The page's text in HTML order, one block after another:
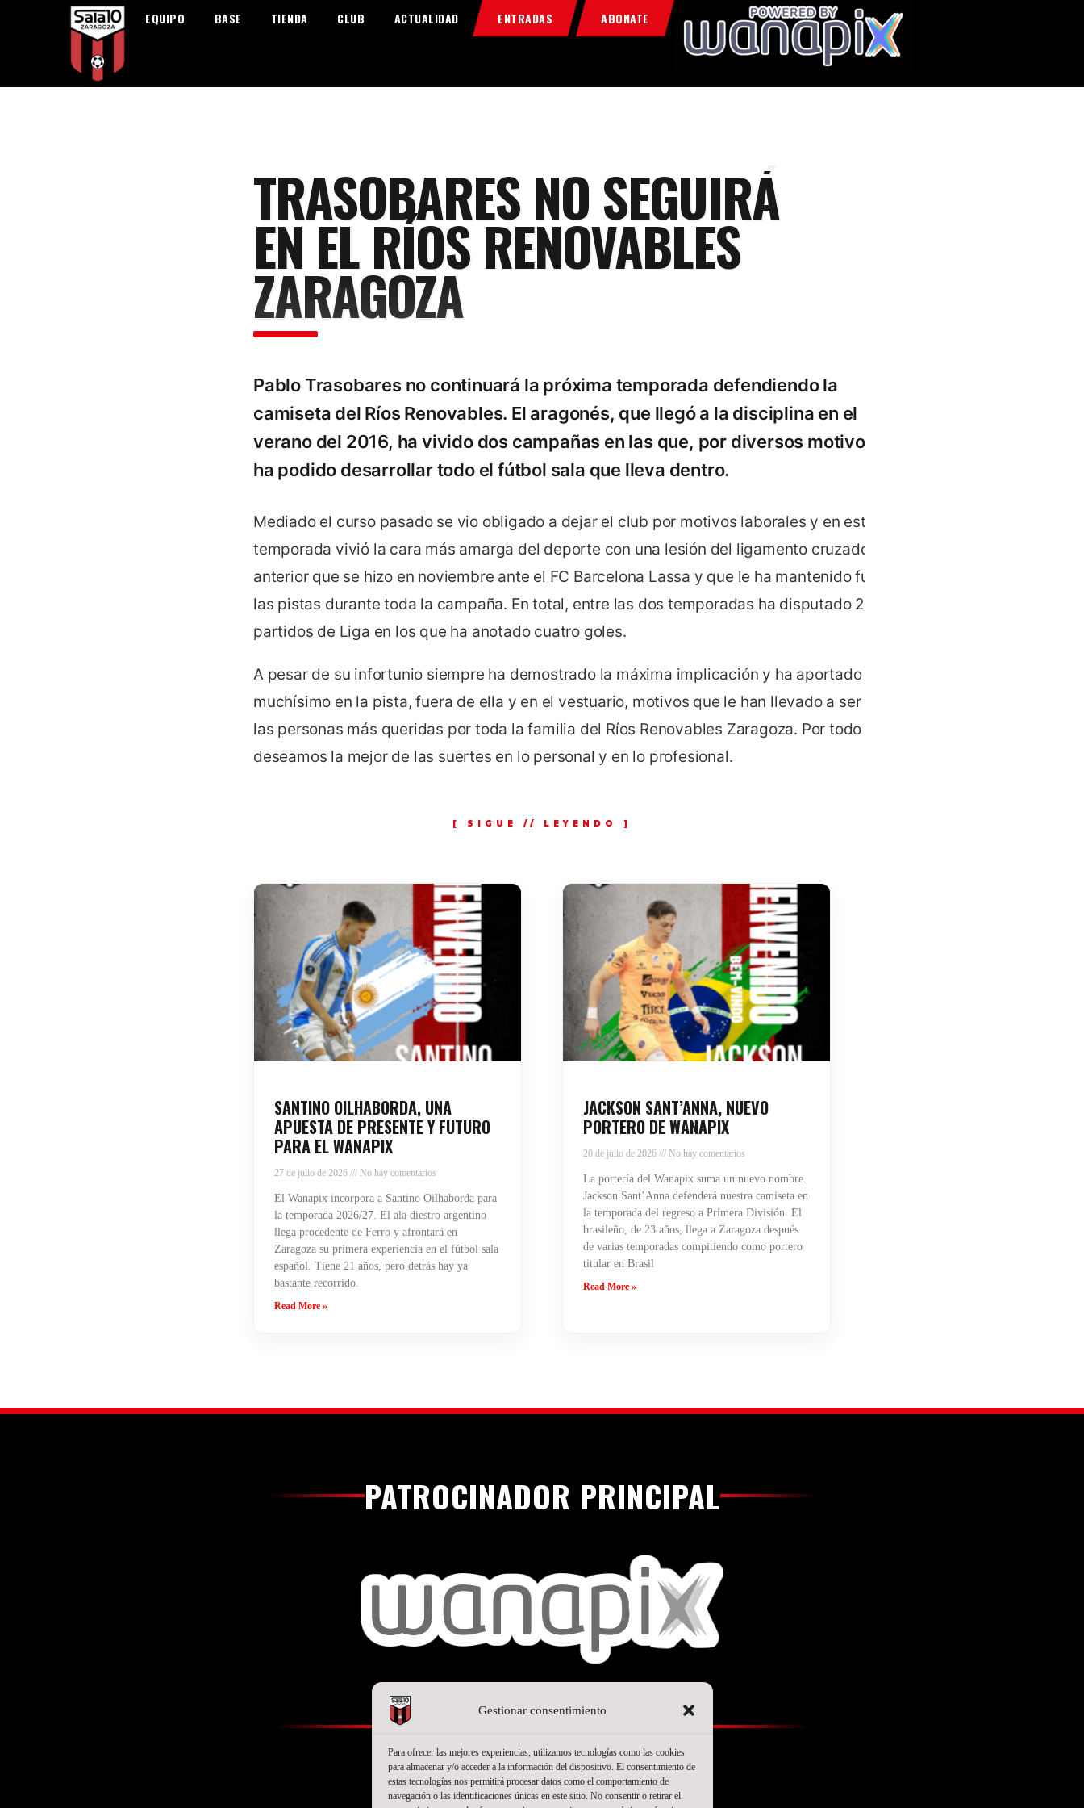
Gestionar consentimiento
Para ofrecer las mejores experiencias, utilizamos tecnologías como las cookies
para almacenar y/o acceder a la información del dispositivo. El consentimiento de
estas tecnologías nos permitirá procesar datos como el comportamiento de
navegación o las identificaciones únicas en este sitio. No consentir o retirar el
EQUIPO BASE TIENDA CLUB ACTUALIDAD ENTRADAS ABONATE
Home
Food & Drink
TRASOBARES NO SEGUIRÁ
EN EL RÍOS RENOVABLES
ZARAGOZA
Pablo Trasobares no continuará la próxima temporada defendiendo la
camiseta del Ríos Renovables. El aragonés, que llegó a la disciplina en el
verano del 2016, ha vivido dos campañas en las que, por diversos motivos, no
ha podido desarrollar todo el fútbol sala que lleva dentro.
Mediado el curso pasado se vio obligado a dejar el club por motivos laborales y en esta
temporada vivió la cara más amarga del deporte con una lesión del ligamento cruzado
anterior que se hizo en noviembre ante el FC Barcelona Lassa y que le ha mantenido fuera de
las pistas durante toda la campaña. En total, entre las dos temporadas ha disputado 23
partidos de Liga en los que ha anotado cuatro goles.
A pesar de su infortunio siempre ha demostrado la máxima implicación y ha aportado
muchísimo en la pista, fuera de ella y en el vestuario, motivos que le han llevado a ser una de
las personas más queridas por toda la familia del Ríos Renovables Zaragoza. Por todo ello le
deseamos la mejor de las suertes en lo personal y en lo profesional.
SANTINO OILHABORDA, UNA
APUESTA DE PRESENTE Y FUTURO
PARA EL WANAPIX
27 de julio de 2026 No hay comentarios
El Wanapix incorpora a Santino Oilhaborda para
la temporada 2026/27. El ala diestro argentino
llega procedente de Ferro y afrontará en
Zaragoza su primera experiencia en el fútbol sala
español. Tiene 21 años, pero detrás hay ya
bastante recorrido.
Read More »
JACKSON SANT’ANNA, NUEVO
PORTERO DE WANAPIX
20 de julio de 2026 No hay comentarios
La portería del Wanapix suma un nuevo nombre.
Jackson Sant’Anna defenderá nuestra camiseta en
la temporada del regreso a Primera División. El
brasileño, de 23 años, llega a Zaragoza después
de varias temporadas compitiendo como portero
titular en Brasil
Read More »
PATROCINADOR PRINCIPAL
SEGUNDO PATROCINADOR